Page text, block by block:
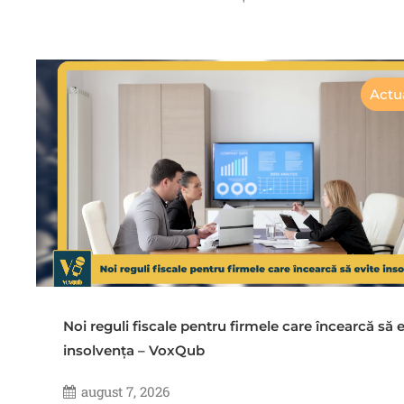
Noi reguli fiscale pentru firmele care încearcă să
insolvența – VoxQub
august 7, 2026